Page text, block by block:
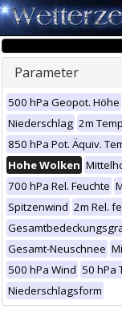
Parameter
500 hPa Geopot. Höhe
Niederschlag 2m Temp
850 hPa Pot. Äquiv.
Hohe Wolken
700 hPa Rel. Feuchte
Spitzenwind 2m Rel.
Gesamt-Neuschnee
500 hPa Wind 50 hPa
Niederschlagsform